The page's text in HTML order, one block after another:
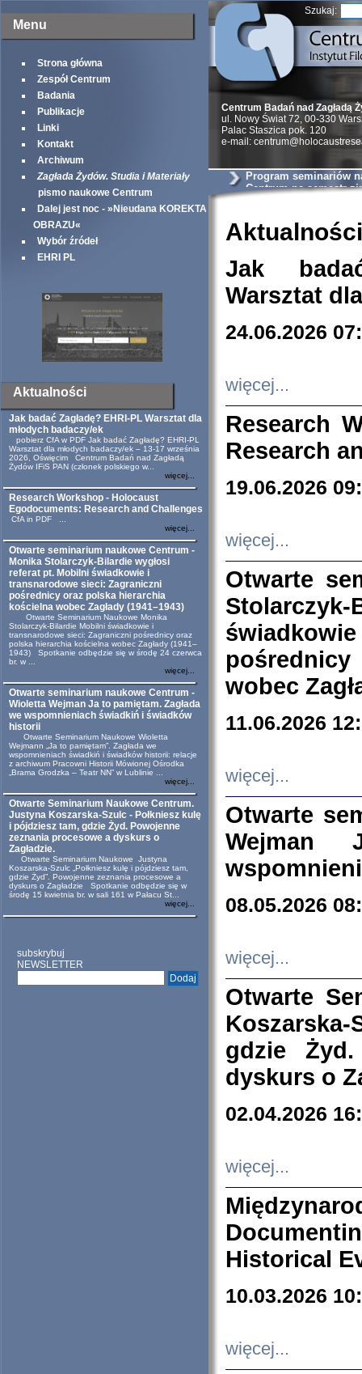
Menu
Strona główna
Zespół Centrum
Badania
Publikacje
Linki
Kontakt
Archiwum
Zagłada Żydów. Studia i Materiały
pismo naukowe Centrum
Dalej jest noc - »Nieudana KOREKTA
OBRAZU«
Wybór źródeł
EHRI PL
Aktualności
Jak badać Zagładę? EHRI-PL Warsztat dla
młodych badaczy/ek
pobierz CfA w PDF Jak badać Zagładę? EHRI-PL
Warsztat dla młodych badaczy/ek – 13-17 września
2026, Oświęcim Centrum Badań nad Zagładą
Żydów IFiS PAN (członek polskiego w...
więcej...
Research Workshop - Holocaust
Egodocuments: Research and Challenges
CfA in PDF ...
więcej...
Otwarte seminarium naukowe Centrum -
Monika Stolarczyk-Bilardie wygłosi
referat pt. Mobilni świadkowie i
transnarodowe sieci: Zagraniczni
pośrednicy oraz polska hierarchia
kościelna wobec Zagłady (1941–1943)
Otwarte Seminarium Naukowe Monika
Stolarczyk-Bilardie Mobilni świadkowie i
transnarodowe sieci: Zagraniczni pośrednicy oraz
polska hierarchia kościelna wobec Zagłady (1941–
1943) Spotkanie odbędzie się w środę 24 czerwca
br. w ...
więcej...
Otwarte seminarium naukowe Centrum -
Wioletta Wejman Ja to pamiętam. Zagłada
we wspomnieniach świadkiń i świadków
historii
Otwarte Seminarium Naukowe Wioletta
Wejmann „Ja to pamiętam”. Zagłada we
wspomnieniach świadkiń i świadków historii: relacje
z archiwum Pracowni Historii Mówionej Ośrodka
„Brama Grodzka – Teatr NN” w Lublinie ...
więcej...
Otwarte Seminarium Naukowe Centrum.
Justyna Koszarska-Szulc - Połkniesz kulę
i pójdziesz tam, gdzie Żyd. Powojenne
zeznania procesowe a dyskurs o
Zagładzie.
Otwarte Seminarium Naukowe Justyna
Koszarska-Szulc „Połkniesz kulę i pójdziesz tam,
gdzie Żyd”. Powojenne zeznania procesowe a
dyskurs o Zagładzie Spotkanie odbędzie się w
środę 15 kwietnia br. w sali 161 w Pałacu St...
więcej...
subskrybuj
NEWSLETTER
Szukaj:
Centrum Badań nad Zagładą
ul. Nowy Świat 72, 00-330
Palac Staszica pok. 120
e-mail:
Program seminariów
Centrum na semestr
Aktualności
Jak
Warsztat
24.06.2026
więcej...
Research
Research
19.06.2026
więcej...
Otwarte
wobec
11.06.2026
więcej...
Otwarte
Wejman
08.05.2026
więcej...
Otwarte
Koszarska-
gdzie
dyskurs o
02.04.2026
więcej...
Historical
10.03.2026
więcej...